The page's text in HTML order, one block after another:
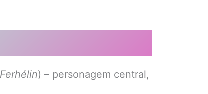
Ferhélin) – personagem central,